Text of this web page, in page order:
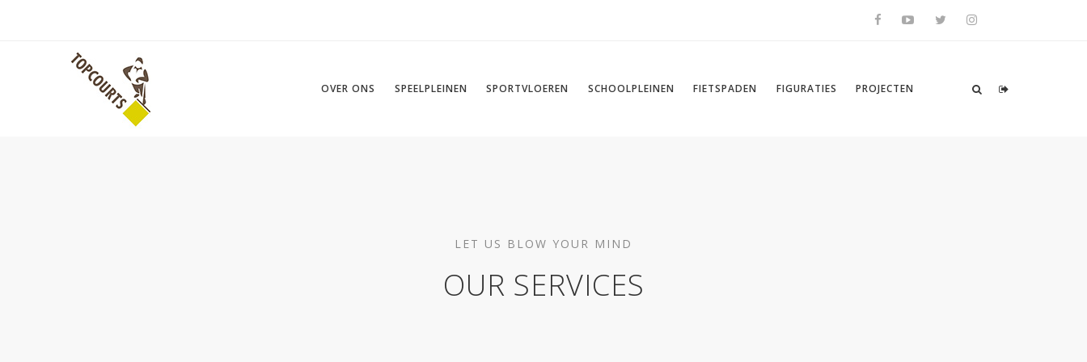
OVER ONS SPEELPLEINEN SPORTVLOEREN SCHOOLPLEINEN FIETSPADEN FIGURATIES PROJECTEN
LET US BLOW YOUR MIND
OUR SERVICES